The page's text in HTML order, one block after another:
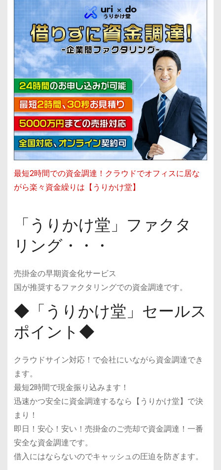
最短2時間での資金調達！クラウドでオフィスに居な
がら楽々資金繰りは【うりかけ堂】
「うりかけ堂」ファクタ
リング・・・
売掛金の早期資金化サービス
国が推奨するファクタリングでの資金調達です。
◆「うりかけ堂」セールス
ポイント◆
クラウドサイン対応！で会社にいながら資金調達でき
ます。
最短2時間で現金振り込みます！
迅速かつ安全に資金調達するなら【うりかけ堂】で決
まり！
即日！安心！安い！売掛金のご売却で資金調達！一番
安全な資金調達です。
借入にはならないのでキャッシュの圧迫を防ぎます。